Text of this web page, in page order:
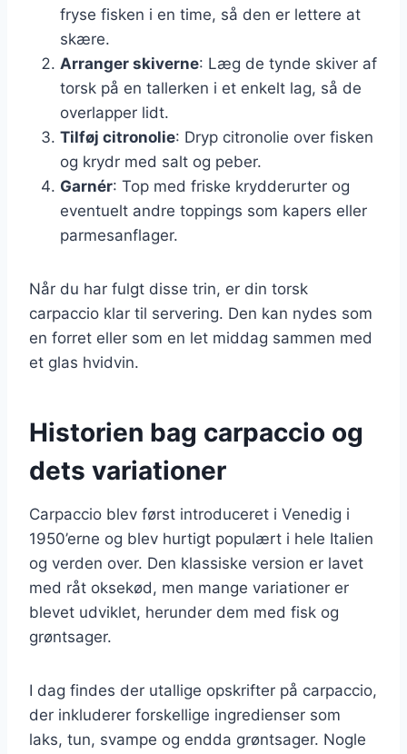
fryse fisken i en time, så den er lettere at
skære.
Arranger skiverne: Læg de tynde skiver af
torsk på en tallerken i et enkelt lag, så de
overlapper lidt.
Tilføj citronolie: Dryp citronolie over fisken
og krydr med salt og peber.
Garnér: Top med friske krydderurter og
eventuelt andre toppings som kapers eller
parmesanflager.
Når du har fulgt disse trin, er din torsk
carpaccio klar til servering. Den kan nydes som
en forret eller som en let middag sammen med
et glas hvidvin.
Historien bag carpaccio og
dets variationer
Carpaccio blev først introduceret i Venedig i
1950’erne og blev hurtigt populært i hele Italien
og verden over. Den klassiske version er lavet
med råt oksekød, men mange variationer er
blevet udviklet, herunder dem med fisk og
grøntsager.
I dag findes der utallige opskrifter på carpaccio,
der inkluderer forskellige ingredienser som
laks, tun, svampe og endda grøntsager. Nogle